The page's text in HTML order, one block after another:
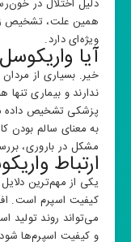
دلیل اختلال در
همین علت، تشخیص
ویژه‌ای دارد.
آیا
خیر. بسیاری از
ندارند و بیماری تنها
پزشکی تشخیص داده
به معنای سالم
مشکل در باروری،
ارتباط
یکی از مهم‌ترین
کیفیت اسپرم است.
می‌تواند روند تولید
و کیفیت اسپرم‌ها